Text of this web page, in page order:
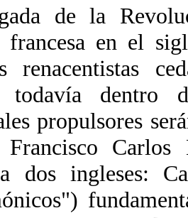
de la
francesa en el
renacentistas
todavía dentro
propulsores
Francisco
dos ingleses: